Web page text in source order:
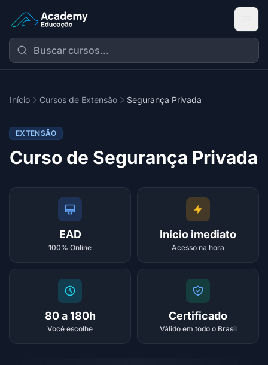
Academy Extensão
Início Cursos de Extensão Segurança Privada
EXTENSÃO
Curso de Segurança Privada
EAD
100% Online
Início imediato
Acesso na hora
80 a 180h
Você escolhe
Certificado
Válido em todo o Brasil